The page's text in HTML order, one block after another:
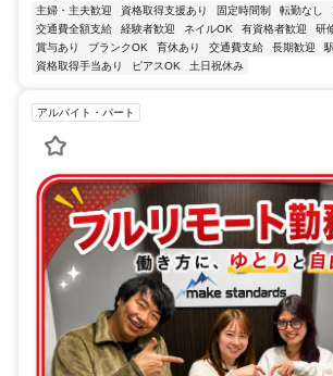
主婦・主夫歓迎 資格取得支援あり 固定時間制 転勤なし
交通費全額支給
経験者歓迎 ネイルOK 有資格者歓迎 研
賞与あり
ブランクOK 育休あり 交通費支給 長期歓迎
資格取得手当あり
ピアスOK 土日祝休み
アルバイト・パート